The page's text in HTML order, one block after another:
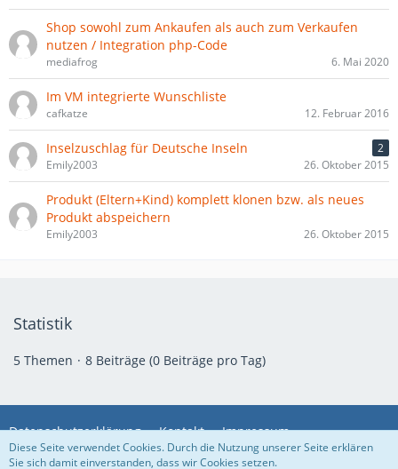
Shop sowohl zum Ankaufen als auch zum Verkaufen
nutzen / Integration php-Code
mediafrog 6. Mai 2020
Im VM integrierte Wunschliste
cafkatze 12. Februar 2016
Inselzuschlag für Deutsche Inseln
2
Emily2003
26. Oktober 2015
Produkt (Eltern+Kind) komplett klonen bzw. als neues
Produkt abspeichern
Emily2003 26. Oktober 2015
Statistik
5 Themen 8 Beiträge (0 Beiträge pro Tag)
Datenschutzerklärung Kontakt Impressum
Diese Seite verwendet Cookies. Durch die Nutzung unserer Seite erklären
Sie sich damit einverstanden, dass wir Cookies setzen.